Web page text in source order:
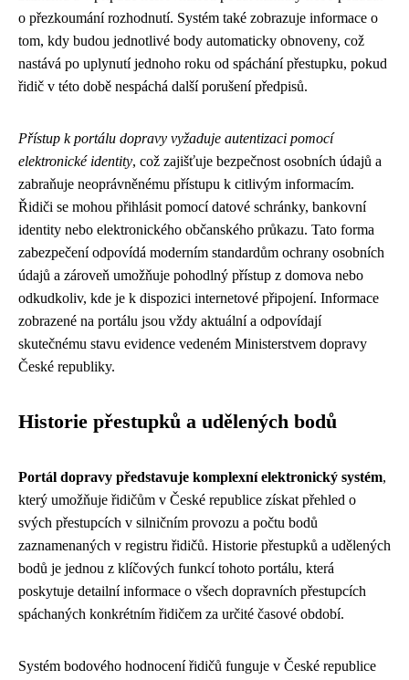
o přezkoumání rozhodnutí. Systém také zobrazuje informace o
tom, kdy budou jednotlivé body automaticky obnoveny, což
nastává po uplynutí jednoho roku od spáchání přestupku, pokud
řidič v této době nespáchá další porušení předpisů.
Přístup k portálu dopravy vyžaduje autentizaci pomocí
elektronické identity, což zajišťuje bezpečnost osobních údajů a
zabraňuje neoprávněnému přístupu k citlivým informacím.
Řidiči se mohou přihlásit pomocí datové schránky, bankovní
identity nebo elektronického občanského průkazu. Tato forma
zabezpečení odpovídá moderním standardům ochrany osobních
údajů a zároveň umožňuje pohodlný přístup z domova nebo
odkudkoliv, kde je k dispozici internetové připojení. Informace
zobrazené na portálu jsou vždy aktuální a odpovídají
skutečnému stavu evidence vedeném Ministerstvem dopravy
České republiky.
Historie přestupků a udělených bodů
Portál dopravy představuje komplexní elektronický systém,
který umožňuje řidičům v České republice získat přehled o
svých přestupcích v silničním provozu a počtu bodů
zaznamenaných v registru řidičů. Historie přestupků a udělených
bodů je jednou z klíčových funkcí tohoto portálu, která
poskytuje detailní informace o všech dopravních přestupcích
spáchaných konkrétním řidičem za určité časové období.
Systém bodového hodnocení řidičů funguje v České republice